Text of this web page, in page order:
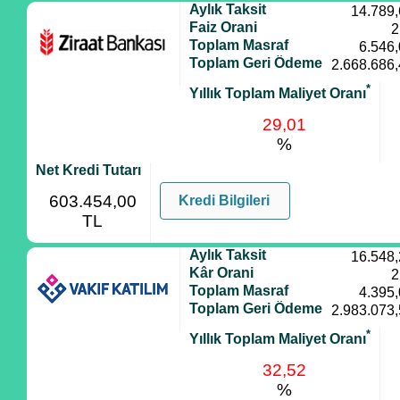
Aylık Taksit
Faiz Orani
Toplam Masraf
Toplam Geri Ödeme
Yıllık Toplam Maliyet Oranı*
29,01
%
Net Kredi Tutarı
603.454,00
TL
Kredi Bilgileri
Aylık Taksit
Kâr Orani
Toplam Masraf
Toplam Geri Ödeme
Yıllık Toplam Maliyet Oranı*
32,52
%